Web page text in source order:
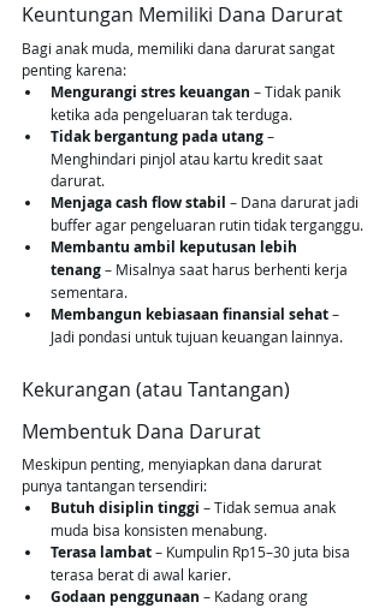
Keuntungan Memiliki Dana Darurat
Bagi anak muda, memiliki dana darurat sangat
penting karena:
Mengurangi stres keuangan – Tidak panik
ketika ada pengeluaran tak terduga.
Tidak bergantung pada utang –
Menghindari pinjol atau kartu kredit saat
darurat.
Menjaga cash flow stabil – Dana darurat jadi
buffer agar pengeluaran rutin tidak terganggu.
Membantu ambil keputusan lebih
tenang – Misalnya saat harus berhenti kerja
sementara.
Membangun kebiasaan finansial sehat –
Jadi pondasi untuk tujuan keuangan lainnya.
Kekurangan (atau Tantangan)
Membentuk Dana Darurat
Meskipun penting, menyiapkan dana darurat
punya tantangan tersendiri:
Butuh disiplin tinggi – Tidak semua anak
muda bisa konsisten menabung.
Terasa lambat – Kumpulin Rp15–30 juta bisa
terasa berat di awal karier.
Godaan penggunaan – Kadang orang